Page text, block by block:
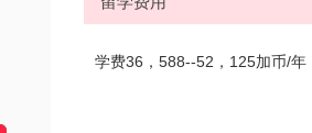
学费36，588--52，125加币/年